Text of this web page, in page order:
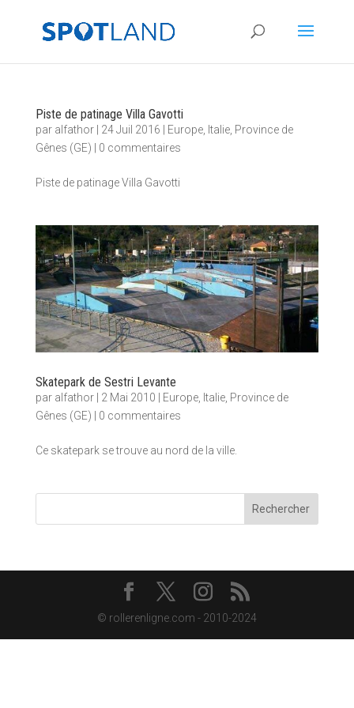
Piste de patinage Villa Gavotti
par alfathor| 24 Juil 2016 Europe, Italie, Province de
Gênes (GE)
0 commentaires
Piste de patinage Villa Gavotti
Skatepark de Sestri Levante
par alfathor| 2 Mai 2010 Europe, Italie, Province de
Gênes (GE)
0 commentaires
Ce skatepark se trouve au nord de la ville.
Rechercher
© rollerenligne.com - 2010-2024